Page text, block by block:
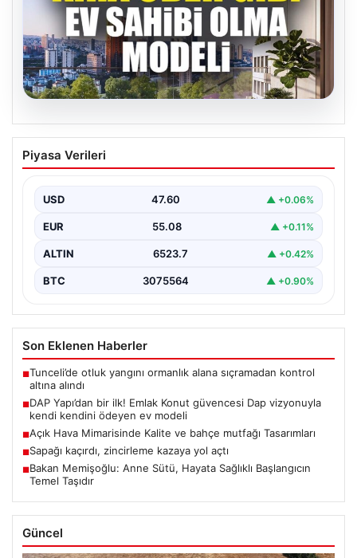
04.08.2026
DAP Yapı’dan bir ilk! Emlak Konut
güvencesi Dap vizyonuyla kendi
Piyasa Verileri
USD 47.60 ▲ +0.06%
EUR 55.08 ▲ +0.11%
ALTIN 6523.7 ▲ +0.42%
BTC 3075564 ▲ +0.90%
Son Eklenen Haberler
■Tunceli’de otluk yangını ormanlık alana sıçramadan kontrol
altına alındı
■DAP Yapı’dan bir ilk! Emlak Konut güvencesi Dap vizyonuyla
kendi kendini ödeyen ev modeli
■Açık Hava Mimarisinde Kalite ve bahçe mutfağı Tasarımları
■Sapağı kaçırdı, zincirleme kazaya yol açtı
■Bakan Memişoğlu: Anne Sütü, Hayata Sağlıklı Başlangıcın
Temel Taşıdır
Güncel